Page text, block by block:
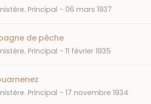
Principal DATE
06 mars 1937
de pêche
Principal DATE
11 février 1935
Principal DATE
17 novembre 1934